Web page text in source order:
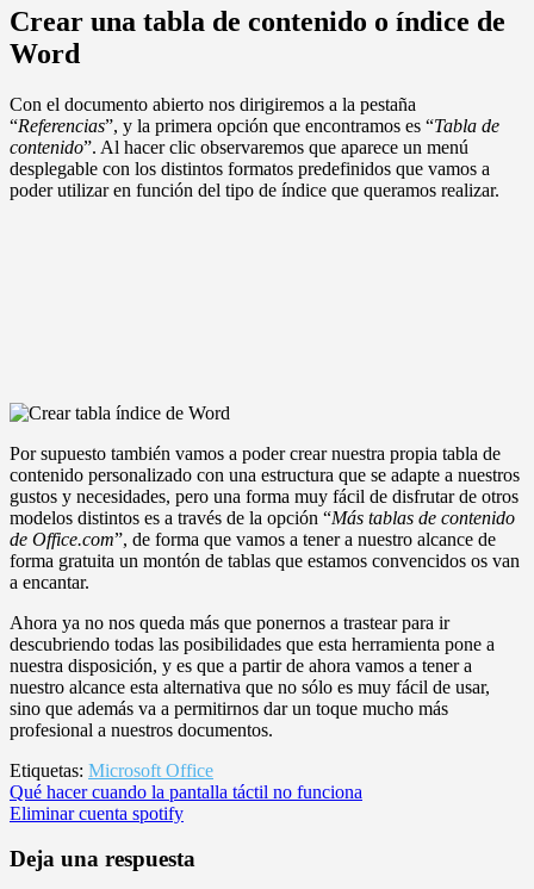
Crear una tabla de contenido o índice de
Word
Con el documento abierto nos dirigiremos a la pestaña
“Referencias”, y la primera opción que encontramos es “Tabla de
contenido”. Al hacer clic observaremos que aparece un menú
desplegable con los distintos formatos predefinidos que vamos a
poder utilizar en función del tipo de índice que queramos realizar.
Por supuesto también vamos a poder crear nuestra propia tabla de
contenido personalizado con una estructura que se adapte a nuestros
gustos y necesidades, pero una forma muy fácil de disfrutar de otros
modelos distintos es a través de la opción “Más tablas de contenido
de Office.com”, de forma que vamos a tener a nuestro alcance de
forma gratuita un montón de tablas que estamos convencidos os van
a encantar.
Ahora ya no nos queda más que ponernos a trastear para ir
descubriendo todas las posibilidades que esta herramienta pone a
nuestra disposición, y es que a partir de ahora vamos a tener a
nuestro alcance esta alternativa que no sólo es muy fácil de usar,
sino que además va a permitirnos dar un toque mucho más
profesional a nuestros documentos.
Etiquetas: Microsoft Office
Navegación
de
entradas
Qué hacer cuando la pantalla táctil no funciona
Eliminar cuenta spotify
Deja una respuesta